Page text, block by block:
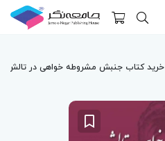
خرید کتاب جنبش مشروطه خواهی در تالش